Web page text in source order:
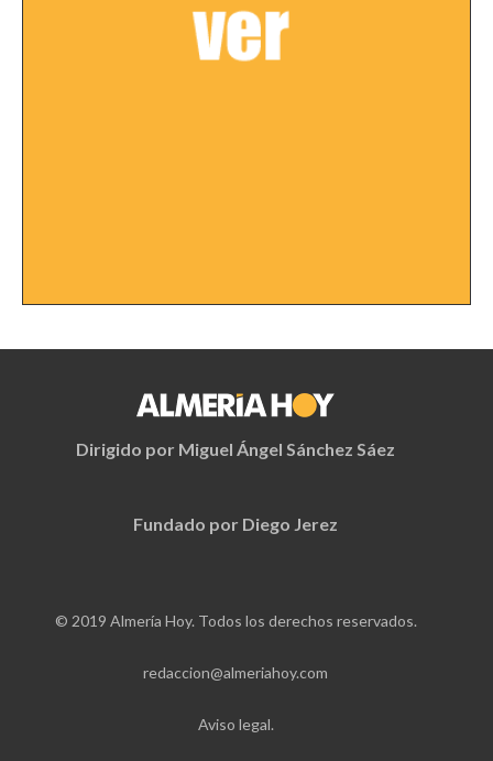
Dirigido por Miguel Ángel Sánchez Sáez
Fundado por Diego Jerez
© 2019 Almería Hoy. Todos los derechos reservados.
redaccion@almeriahoy.com
Aviso legal.